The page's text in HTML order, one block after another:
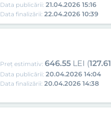
Data publicării:21.04.2026 15:16
Data finalizării:22.04.2026 10:39
Preț estimativ:646.55 LEI (127.61
Data publicării:20.04.2026 14:04
Data finalizării:20.04.2026 14:38